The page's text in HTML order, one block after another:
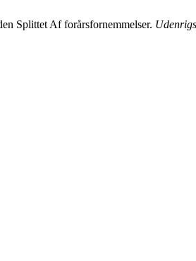
Splittet Af forårsfornemmelser. Udenrigs